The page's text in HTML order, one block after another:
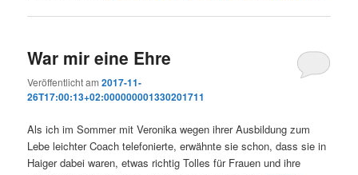
War mir eine Ehre
Veröffentlicht am2017-11-
26T17:00:13+02:000000001330201711
Als ich im Sommer mit Veronika wegen ihrer Ausbildung zum
Lebe leichter Coach telefonierte, erwähnte sie schon, dass sie in
Haiger dabei waren, etwas richtig Tolles für Frauen und ihre